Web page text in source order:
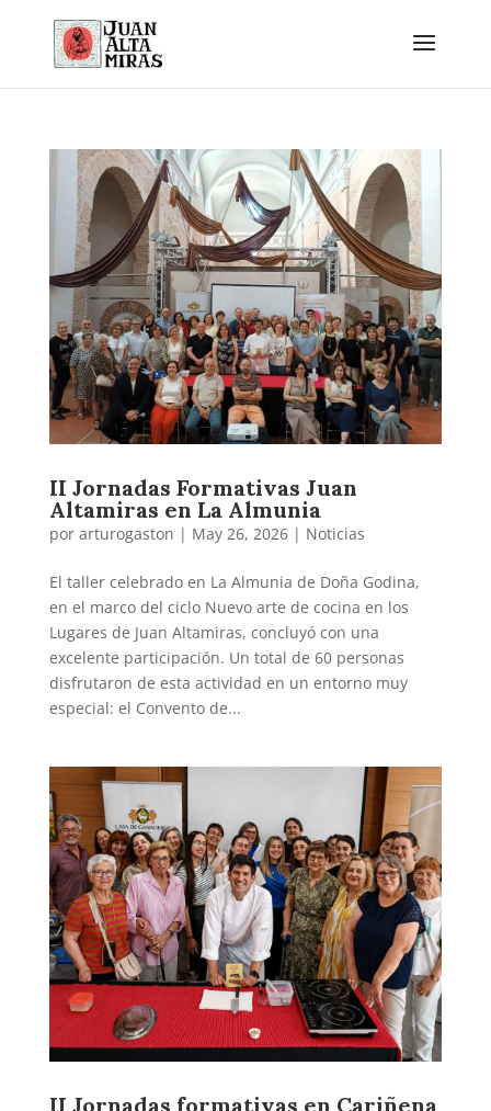
II Jornadas Formativas Juan
Altamiras en La Almunia
por arturogaston | May 26, 2026| Noticias
El taller celebrado en La Almunia de Doña Godina,
en el marco del ciclo Nuevo arte de cocina en los
Lugares de Juan Altamiras, concluyó con una
excelente participación. Un total de 60 personas
disfrutaron de esta actividad en un entorno muy
especial: el Convento de...
II Jornadas formativas en Cariñena